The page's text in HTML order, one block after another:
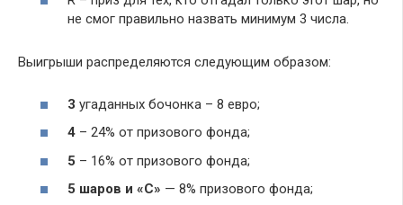
не смог правильно назвать минимум 3 числа.
Выигрыши распределяются следующим образом:
3 угаданных бочонка – 8 евро;
4 – 24% от призового фонда;
5 – 16% от призового фонда;
5 шаров и «C» — 8% призового фонда;